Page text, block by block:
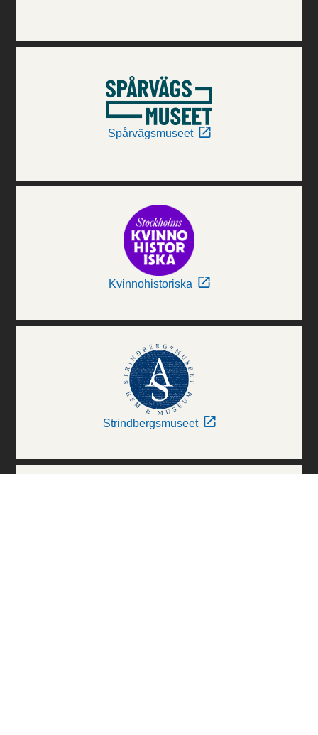
Spårvägsmuseet
Kvinnohistoriska
Strindbergsmuseet